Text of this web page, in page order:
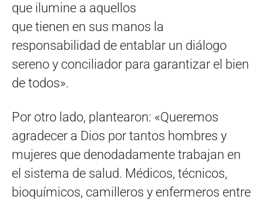
que ilumine a aquellos
que tienen en sus manos la
responsabilidad de entablar un diálogo
sereno y conciliador para garantizar el bien
de todos».
Por otro lado, plantearon: «Queremos
agradecer a Dios por tantos hombres y
mujeres que denodadamente trabajan en
el sistema de salud. Médicos, técnicos,
bioquímicos, camilleros y enfermeros entre